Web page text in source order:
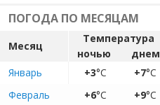
ПОГОДА ПО МЕСЯЦАМ
Месяц
Температура
ночью
днем
Январь
+3°C +7°C
Февраль
+6°C +9°C